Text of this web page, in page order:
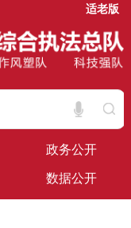
适老版
政务公开
数据公开